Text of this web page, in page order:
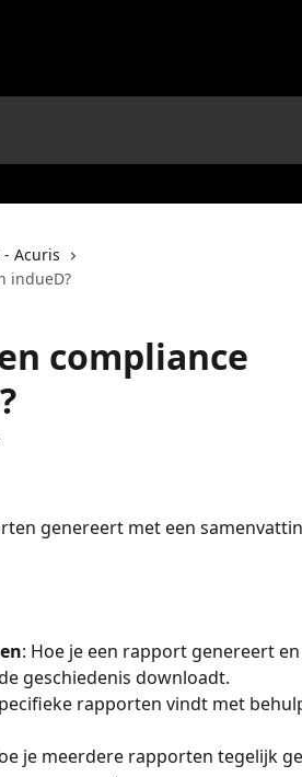
- Acuris
indueD?
compliance
genereert met een
: Hoe je een rapport genereert
geschiedenis downloadt.
rapporten vindt met
je meerdere rapporten tegelijk